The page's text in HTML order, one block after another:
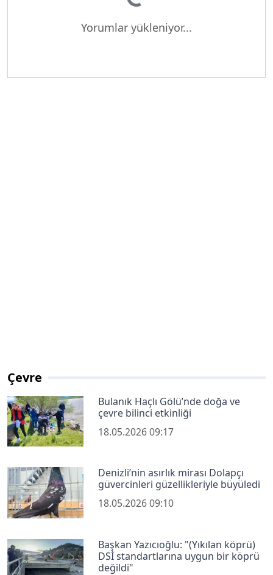
Yorumlar yükleniyor...
Çevre
Bulanık Haçlı Gölü’nde doğa ve
çevre bilinci etkinliği
18.05.2026 09:17
Denizli’nin asırlık mirası Dolapçı
güvercinleri güzellikleriyle büyüledi
18.05.2026 09:10
Başkan Yazıcıoğlu: "(Yıkılan köprü)
DSİ standartlarına uygun bir köprü
değildi"